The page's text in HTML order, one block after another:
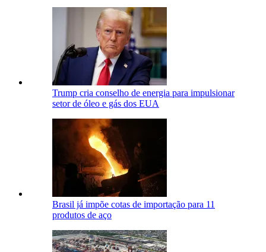
Trump cria conselho de energia para impulsionar
setor de óleo e gás dos EUA
Brasil já impõe cotas de importação para 11
produtos de aço